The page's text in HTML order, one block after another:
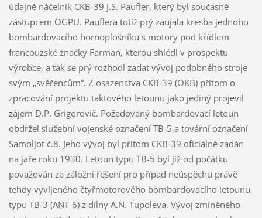
údajně náčelník CKB-39 J.S. Paufler, který byl současně
zástupcem OGPU. Pauflera totiž prý zaujala kresba jednoho
bombardovacího hornoplošníku s motory pod křídlem
francouzské značky Farman, kterou shlédl v prospektu
výrobce, a tak se prý rozhodl zadat vývoj podobného stroje
svým „svěřencům“. Z osazenstva CKB-39 (OKB) přitom o
zpracování projektu taktového letounu jako jediný projevil
zájem D.P. Grigorovič. Požadovaný bombardovací letoun
obdržel služební vojenské označení TB-5 a tovární označení
Samoljot č.8. Jeho vývoj byl přitom CKB-39 oficiálně zadán
na jaře roku 1930. Letoun typu TB-5 byl již od počátku
považován za záložní řešení pro případ neúspěchu právě
tehdy vyvíjeného čtyřmotorového bombardovacího letounu
typu TB-3 (ANT-6) z dílny A.N. Tupoleva. Vývoj zmíněného